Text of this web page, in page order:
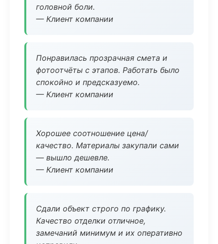
головной боли.
— Клиент компании
Понравилась прозрачная смета и
фотоотчёты с этапов. Работать было
спокойно и предсказуемо.
— Клиент компании
Хорошее соотношение цена/
качество. Материалы закупали сами
— вышло дешевле.
— Клиент компании
Сдали объект строго по графику.
Качество отделки отличное,
замечаний минимум и их оперативно